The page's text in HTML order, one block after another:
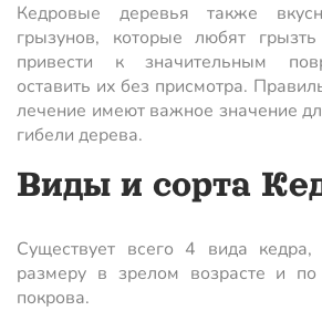
Кедровые деревья также
грызунов, которые любят
привести к значительным
оставить их без присмотра.
лечение имеют важное значение
гибели дерева.
Виды и сорта
Существует всего 4 вида
размеру в зрелом возрасте и по
покрова.